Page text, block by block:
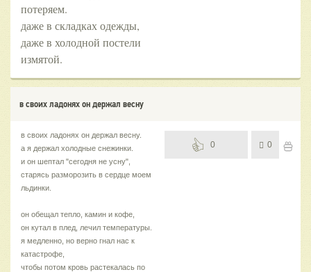
потеряем.
даже в складках одежды,
даже в холодной постели
измятой.
в своих ладонях он держал весну
в своих ладонях он держал весну.
а я держал холодные снежинки.
и он шептал "сегодня не усну",
старясь разморозить в сердце моем
льдинки.
он обещал тепло, камин и кофе,
он кутал в плед, лечил температуры.
я медленно, но верно гнал нас к
катастрофе,
чтобы потом кровь растекалась по
0 0